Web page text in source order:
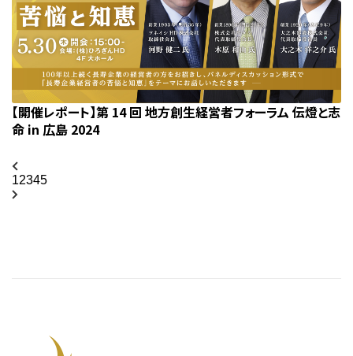
【開催レポート】第 14 回 地方創生経営者フォーラム 伝燈と志
命 in 広島 2024
12345